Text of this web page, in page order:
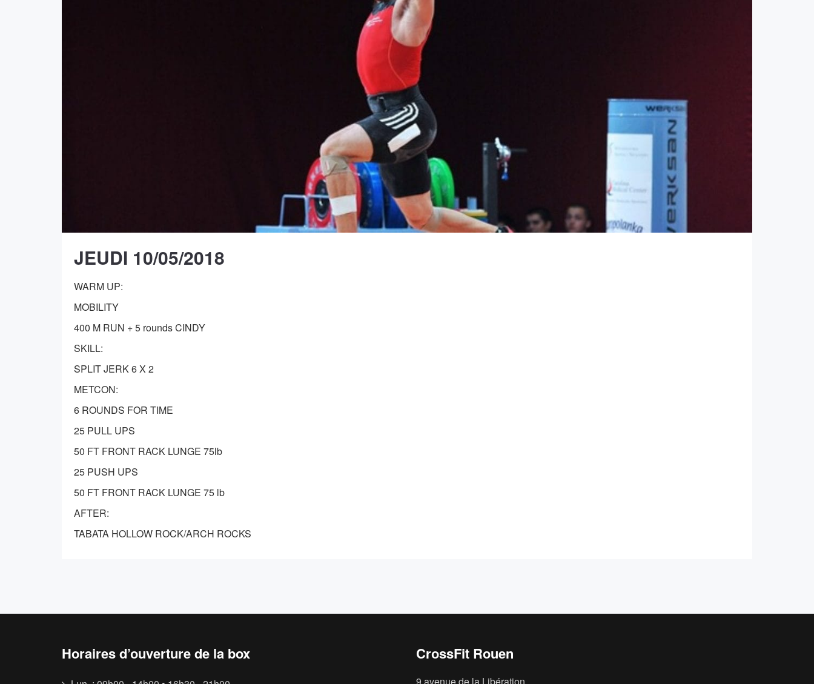
JEUDI 10/05/2018
WARM UP:
MOBILITY
400 M RUN + 5 rounds CINDY
SKILL:
SPLIT JERK 6 X 2
METCON:
6 ROUNDS FOR TIME
25 PULL UPS
50 FT FRONT RACK LUNGE 75lb
25 PUSH UPS
50 FT FRONT RACK LUNGE 75 lb
AFTER:
TABATA HOLLOW ROCK/ARCH ROCKS
Horaires d’ouverture de la box CrossFit Rouen